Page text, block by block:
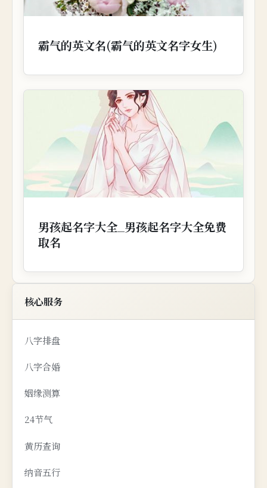
霸气的英文名(霸气的英文名字女生)
男孩起名字大全_男孩起名字大全免费
取名
核心服务
八字排盘
八字合婚
姻缘测算
24节气
黄历查询
纳音五行